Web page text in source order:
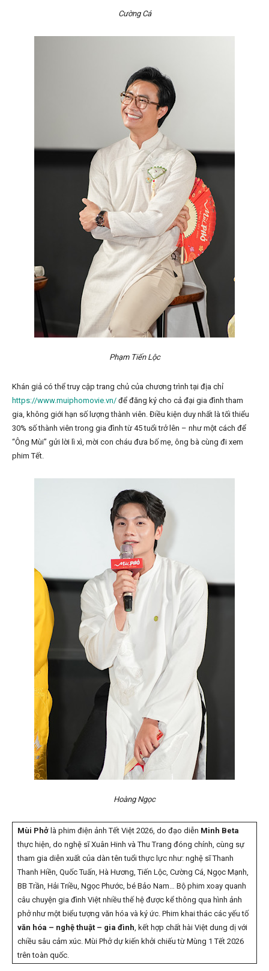
Cường Cá
Phạm Tiến Lộc
Khán giả có thể truy cập trang chủ của chương trình tại địa chỉ
https://www.muiphomovie.vn/ để đăng ký cho cả đại gia đình tham
gia, không giới hạn số lượng thành viên. Điều kiện duy nhất là tối thiểu
30% số thành viên trong gia đình từ 45 tuổi trở lên – như một cách để
“Ông Mùi” gửi lời lì xì, mời con cháu đưa bố mẹ, ông bà cùng đi xem
phim Tết.
Hoàng Ngọc
Mùi Phở là phim điện ảnh Tết Việt 2026, do đạo diễn Minh Beta
thực hiện, do nghệ sĩ Xuân Hinh và Thu Trang đóng chính, cùng sự
tham gia diễn xuất của dàn tên tuổi thực lực như: nghệ sĩ Thanh
Thanh Hiền, Quốc Tuấn, Hà Hương, Tiến Lộc, Cường Cá, Ngọc Mạnh,
BB Trần, Hải Triều, Ngọc Phước, bé Bảo Nam… Bộ phim xoay quanh
câu chuyện gia đình Việt nhiều thế hệ được kể thông qua hình ảnh
phở như một biểu tượng văn hóa và ký ức. Phim khai thác các yếu tố
văn hóa – nghệ thuật – gia đình, kết hợp chất hài Việt dung dị với
chiều sâu cảm xúc. Mùi Phở dự kiến khởi chiếu từ Mùng 1 Tết 2026
trên toàn quốc.